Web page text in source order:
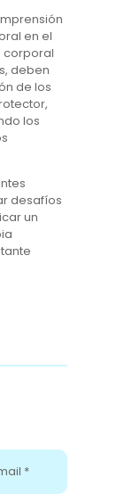
en el
corporal
deben
de los
los
desafíos
un